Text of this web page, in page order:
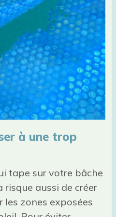
à une trop
tape sur votre bâche
risque aussi de créer
les zones exposées